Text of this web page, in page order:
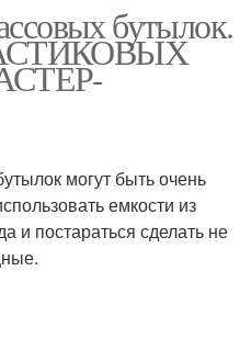
бутылок.
могут быть очень
емкости из
и постараться сделать не